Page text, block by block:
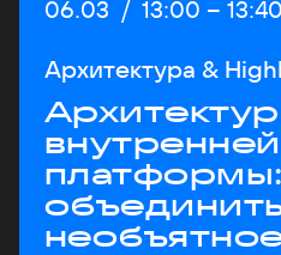
Дата:
06.03 / Начало:
13:00 – 13:40
Архитектура &
внутренней
платформы: